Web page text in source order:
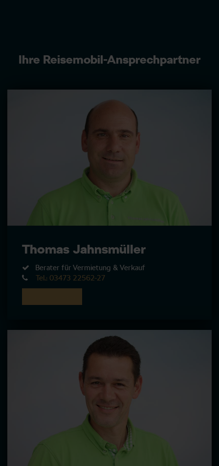
Ihre Reisemobil-Ansprechpartner
Thomas Jahnsmüller
Berater für Vermietung & Verkauf
Tel.: 03473 22562-27